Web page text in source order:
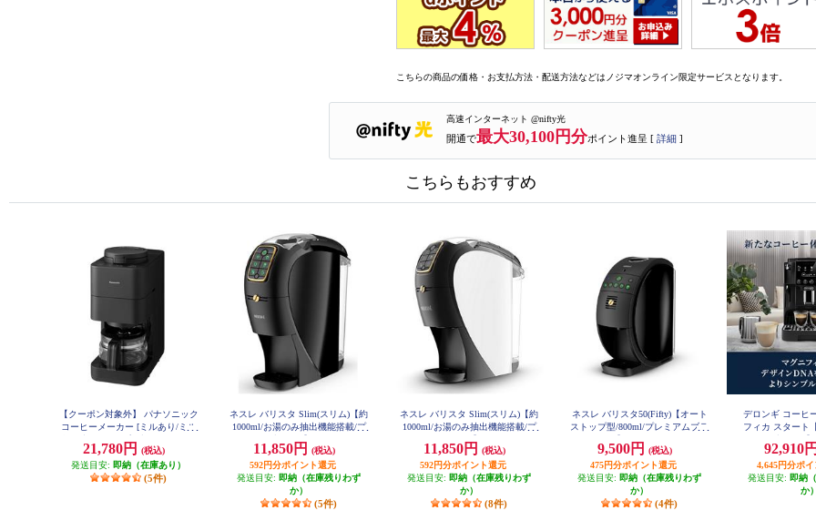
こちらの商品の価格・お支払方法・配送方法などはノジマオンライン限定サービスとなります。
高速インターネット @nifty光
開通で最大30,100円分ポイント進呈 [ 詳細 ]
こちらもおすすめ
【クーポン対象外】 パナソニック
コーヒーメーカー [ミルあり/ミル
58-K
21,780円
(税込)
発送目安: 即納（在庫あり）
(5件)
ネスレ バリスタ Slim(スリム)【約
1000ml/お湯のみ抽出機能搭載/プ
11,850円
(税込)
592円分ポイント還元
発送目安: 即納（在庫残りわず
か）
(5件)
ネスレ バリスタ Slim(スリム)【約
1000ml/お湯のみ抽出機能搭載/プ
11,850円
(税込)
592円分ポイント還元
発送目安: 即納（在庫残りわず
か）
(8件)
ネスレ バリスタ50(Fifty)【オート
ストップ型/800ml/プレミアムブラ
9,500円
(税込)
475円分ポイント還元
発送目安: 即納（在庫残りわず
か）
(4件)
デロンギ コーヒ
フィカ スタート
92,910円
4,645円分ポ
発送目安: 即納
か）